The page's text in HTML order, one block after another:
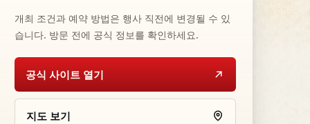
개최 조건과 예약 방법은 행사 직전에 변경될 수 있
습니다. 방문 전에 공식 정보를 확인하세요.
공식 사이트 열기
지도 보기